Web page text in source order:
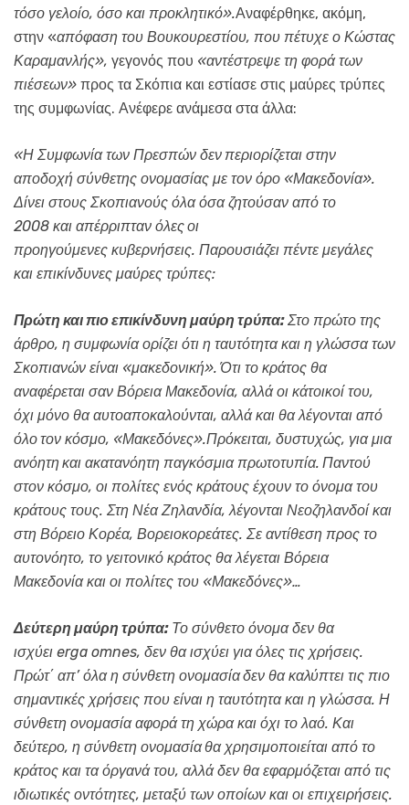
τόσο γελοίο, όσο και προκλητικό».Αναφέρθηκε, ακόμη,
στην «απόφαση του Βουκουρεστίου, που πέτυχε ο Κώστας
Καραμανλής», γεγονός που «αντέστρεψε τη φορά των
πιέσεων» προς τα Σκόπια και εστίασε στις μαύρες τρύπες
της συμφωνίας. Ανέφερε ανάμεσα στα άλλα:
«Η Συμφωνία των Πρεσπών δεν περιορίζεται στην
αποδοχή σύνθετης ονομασίας με τον όρο «Μακεδονία».
Δίνει στους Σκοπιανούς όλα όσα ζητούσαν από το
2008 και απέρριπταν όλεςοι
προηγούμενες κυβερνήσεις. Παρουσιάζει πέντε μεγάλες
και επικίνδυνες μαύρες τρύπες:
Πρώτη και πιο επικίνδυνη μαύρη τρύπα:Στο πρώτο της
άρθρο, η συμφωνία ορίζει ότι η ταυτότητα και η γλώσσα των
Σκοπιανών είναι «μακεδονική». Ότι το κράτος θα
αναφέρεται σαν Βόρεια Μακεδονία, αλλά οι κάτοικοί του,
όχι μόνο θα αυτοαποκαλούνται, αλλά και θα λέγονται από
όλοτον κόσμο, «Μακεδόνες».Πρόκειται, δυστυχώς, για μια
ανόητηκαι ακατανόητη παγκόσμια πρωτοτυπία. Παντού
στον κόσμο, οι πολίτες ενός κράτους έχουν το όνομα του
κράτους τους. Στη Νέα Ζηλανδία, λέγονται Νεοζηλανδοί και
στη Βόρειο Κορέα, Βορειοκορεάτες. Σε αντίθεση προς το
αυτονόητο, το γειτονικό κράτος θα λέγεται Βόρεια
Μακεδονία και οι πολίτες του «Μακεδόνες»…
Δεύτερη μαύρη τρύπα: Το σύνθετο όνομα δεν θα
ισχύει erga omnes, δεν θα ισχύει για όλες τις χρήσεις.
Πρώτ΄ απ’ όλα η σύνθετη ονομασίαδεν θα καλύπτει τις πιο
σημαντικές χρήσεις που είναι η ταυτότητα και η γλώσσα. Η
σύνθετη ονομασία αφορά τη χώρα και όχι το λαό. Και
δεύτερο, η σύνθετη ονομασίαθα χρησιμοποιείται από το
κράτος και τα όργανά του, αλλά δεν θα εφαρμόζεται από τις
ιδιωτικές οντότητες, μεταξύ των οποίων και οι επιχειρήσεις.